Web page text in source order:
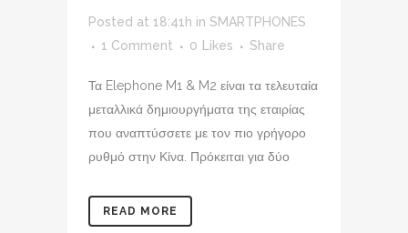
Posted at 18:41h in SMARTPHONES
1 Comment
0 Likes Share
Τα Elephone M1 & M2 είναι τα τελευταία
μεταλλικά δημιουργήματα της εταιρίας
που αναπτύσσετε με τον πιο γρήγορο
ρυθμό στην Κίνα. Πρόκειται για δύο
READ MORE